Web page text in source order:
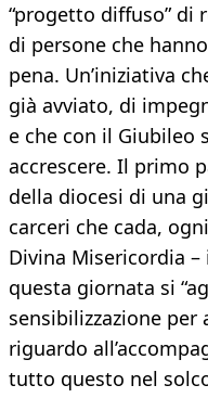
“progetto diffuso” di
di persone che
pena. Un’iniziativa
già avviato, di
e che con il Giubileo
accrescere. Il primo
della diocesi di una
carceri che cada,
Divina Misericordia
questa giornata si
sensibilizzazione
riguardo
tutto questo nel